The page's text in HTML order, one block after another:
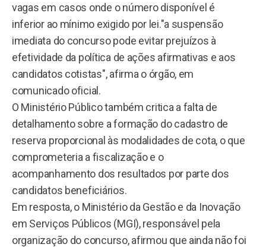
vagas em casos onde o número disponível é
inferior ao mínimo exigido por lei."a suspensão
imediata do concurso pode evitar prejuízos à
efetividade da política de ações afirmativas e aos
candidatos cotistas", afirma o órgão, em
comunicado oficial.
O Ministério Público também critica a falta de
detalhamento sobre a formação do cadastro de
reserva proporcional às modalidades de cota, o que
comprometeria a fiscalização e o
acompanhamento dos resultados por parte dos
candidatos beneficiários.
Em resposta, o Ministério da Gestão e da Inovação
em Serviços Públicos (MGI), responsável pela
organização do concurso, afirmou que ainda não foi